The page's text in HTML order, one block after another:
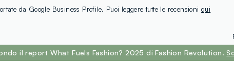
da Google Business Profile. Puoi leggere tutte le recensioniqui
il report What Fuels Fashion? 2025 di Fashion Revolution.